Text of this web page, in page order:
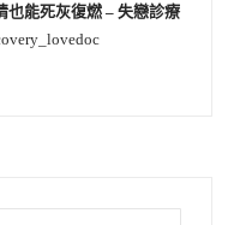
也能死灰復燃 – 失戀診療